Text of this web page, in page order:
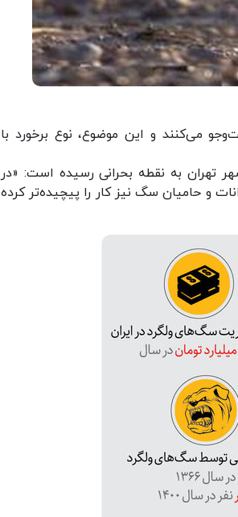
می‌کنند و این موضوع، نوع برخورد با
تهران به نقطه بحرانی رسیده است: «در
و حامیان سگ نیز کار را پیچیده‌تر کرده